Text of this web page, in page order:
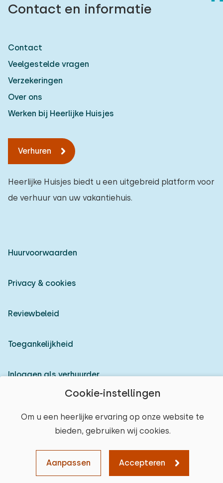
Cookie-instellingen
Om u een heerlijke ervaring op onze website te
bieden, gebruiken wij cookies.
Aanpassen Accepteren
Contact en informatie
Contact
Veelgestelde vragen
Verzekeringen
Over ons
Werken bij Heerlijke Huisjes
Verhuren
Heerlijke Huisjes biedt u een uitgebreid platform voor
de verhuur van uw vakantiehuis.
Huurvoorwaarden
Privacy & cookies
Reviewbeleid
Toegankelijkheid
Inloggen als verhuurder